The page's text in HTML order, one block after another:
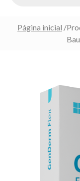
Página inicial /